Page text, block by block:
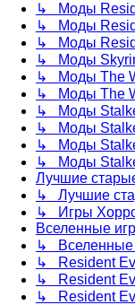
↳ Моды
↳ Моды
↳ Моды
↳ Моды
↳ Моды The
↳ Моды The
↳ Моды
↳ Моды
↳ Моды
↳ Моды
Лучшие
↳ Лучшие
↳ Игры
Вселенные игр
↳ Вселенные
↳ Resident
↳ Resident
↳ Resident